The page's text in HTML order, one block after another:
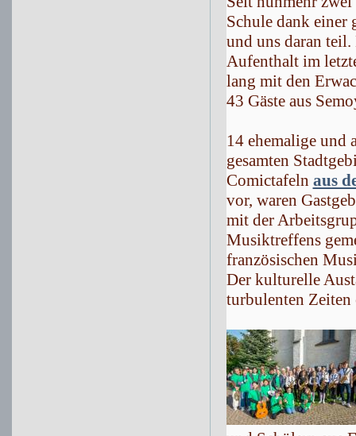
Schule dank einer
und uns daran
Aufenthalt im
lang mit den
43 Gäste aus
14 ehemalige und
gesamten
Comictafeln aus
vor, waren
mit der
Musiktreffens
französischen
Der kulturelle
turbulenten